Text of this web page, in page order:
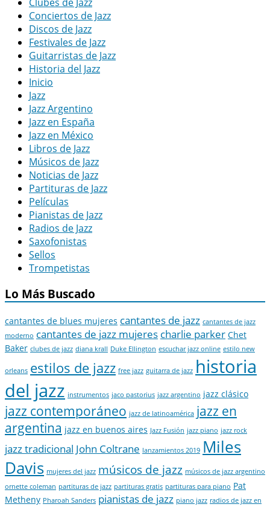
Conciertos de Jazz
Discos de Jazz
Festivales de Jazz
Guitarristas de Jazz
Historia del Jazz
Inicio
Jazz
Jazz Argentino
Jazz en España
Jazz en México
Libros de Jazz
Músicos de Jazz
Noticias de Jazz
Partituras de Jazz
Películas
Pianistas de Jazz
Radios de Jazz
Saxofonistas
Sellos
Trompetistas
Lo Más Buscado
cantantes de blues mujeres cantantes de jazz cantantes de jazz
moderno cantantes de jazz mujeres charlie parker Chet
Baker clubes de jazz diana krall Duke Ellington escuchar jazz online estilo new
orleans estilos de jazz free jazz guitarra de jazz historia
del jazz instrumentos jaco pastorius jazz argentino jazz clásico
jazz contemporáneo jazz de latinoamérica jazz en
argentina jazz en buenos aires Jazz Fusión jazz piano jazz rock
jazz tradicional John Coltrane lanzamientos 2019 Miles
Davis mujeres del jazz músicos de jazz músicos de jazz argentino
ornette coleman partituras de jazz partituras gratis partituras para piano Pat
Metheny Pharoah Sanders pianistas de jazz piano jazz radios de jazz en